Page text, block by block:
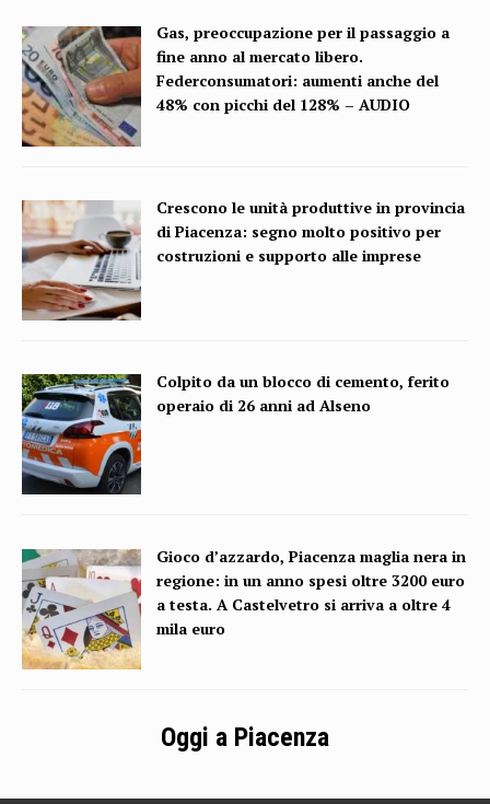
Gas, preoccupazione per il passaggio a
fine anno al mercato libero.
Federconsumatori: aumenti anche del
48% con picchi del 128% – AUDIO
Crescono le unità produttive in provincia
di Piacenza: segno molto positivo per
costruzioni e supporto alle imprese
Colpito da un blocco di cemento, ferito
operaio di 26 anni ad Alseno
Gioco d’azzardo, Piacenza maglia nera in
regione: in un anno spesi oltre 3200 euro
a testa. A Castelvetro si arriva a oltre 4
mila euro
Oggi a Piacenza